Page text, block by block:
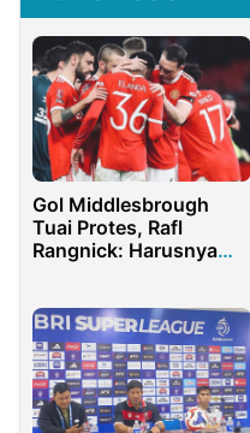
Gol Middlesbrough
Tuai Protes, Rafl
Rangnick: Harusnya